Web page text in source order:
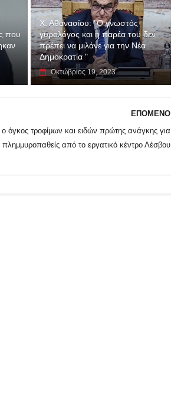
που
Χ. Αθανασίου: "Ο γνωστός
γυρολόγος και η παρέα του δεν
πρέπει να μιλάνε για την Νέα
Δημοκρατία "
Οκτώβριος 19, 2023
ΕΠΟΜΕΝΟ
όγκος τροφίμων και ειδών πρώτης ανάγκης για
πλημμυροπαθείς από το εργατικό κέντρο Λέσβου